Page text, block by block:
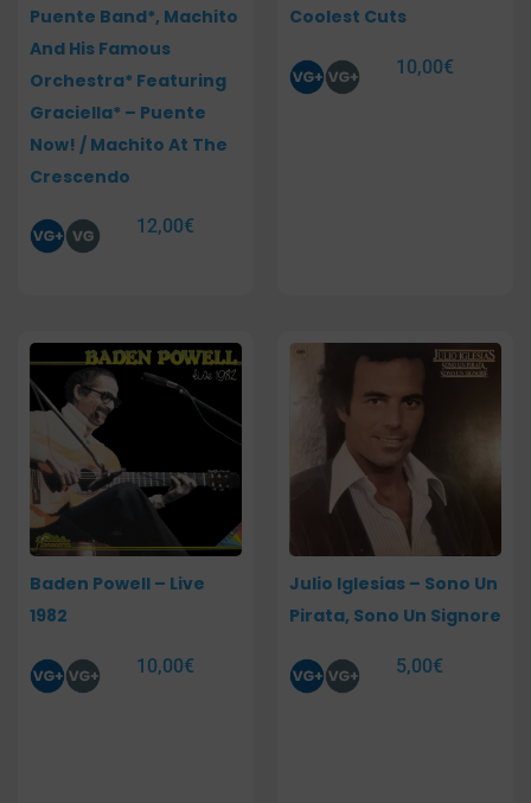
Puente Band*, Machito
And His Famous
Orchestra* Featuring
Graciella* – Puente
Now! / Machito At The
Crescendo
12,00€
Coolest Cuts
10,00€
Baden Powell – Live
1982
10,00€
Julio Iglesias – Sono Un
Pirata, Sono Un Signore
5,00€